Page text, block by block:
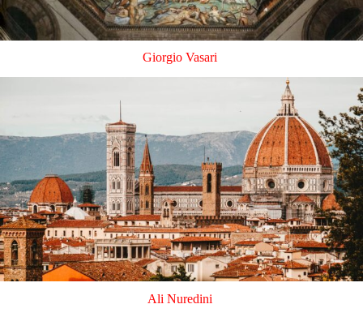
Giorgio Vasari
Ali Nuredini